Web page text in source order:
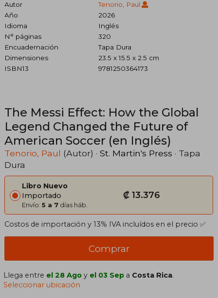
Autor
Tenorio, Paul
Año
2026
Idioma
Inglés
N° páginas
320
Encuadernación
Tapa Dura
Dimensiones
23.5 x 15.5 x 2.5 cm
ISBN13
9781250364173
The Messi Effect: How the Global
Legend Changed the Future of
American Soccer (en Inglés)
Tenorio, Paul (Autor) · St. Martin's Press · Tapa
Dura
Libro Nuevo
Importado
Envío: 5 a 7 días háb.
₡ 13.376
Costos de importación y 13% IVA incluídos en el precio ✅
Comprar
Llega entre el 28 Ago y el 03 Sep a Costa Rica.
Seleccionar ubicación